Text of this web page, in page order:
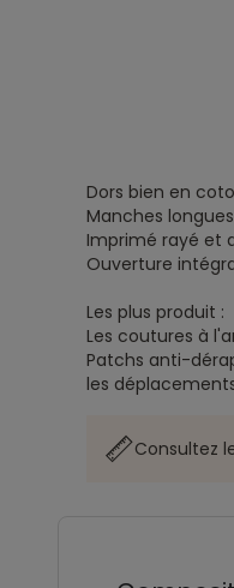
Dors bien en
Manches
Imprimé rayé et
Ouverture
Les plus produit :
Les coutures à
Patchs anti-
les
Consultez